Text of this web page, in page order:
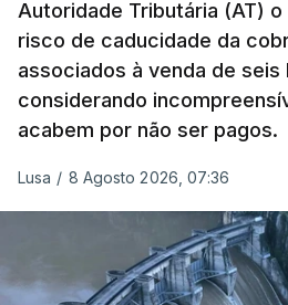
obras na Polícia Judiciária
em que até do Governo
inquéritos e averiguações
frente da polícia criminal,
praticamente um mês sem
ARTIGOS RELACIONADOS
Autoridade Tributária (AT)
risco de caducidade da
associados à venda de seis
considerando
acabem por não ser pagos.
Lusa / 8 Agosto 2026, 07:36